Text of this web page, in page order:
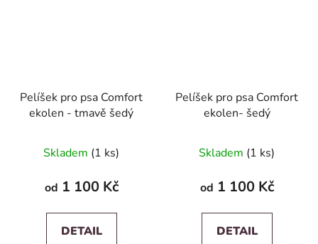
Pelíšek pro psa Comfort
ekolen - tmavě šedý
Skladem (1 ks)
od 1 100 Kč
DETAIL
Pelíšek pro psa Comfort
ekolen- šedý
Skladem (1 ks)
od 1 100 Kč
DETAIL